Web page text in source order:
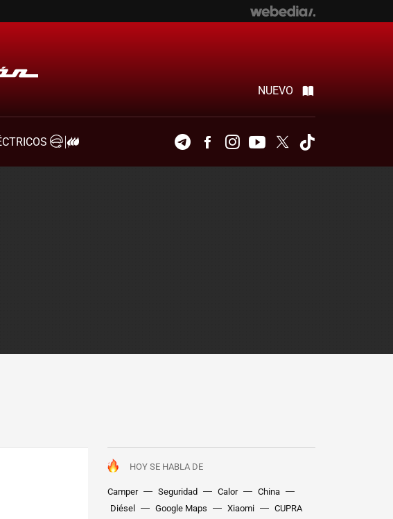
NUEVO
TelegramFacebookInstagramYoutubeTwitter
HOY SE HABLA DE
Camper Seguridad Calor
China
Diésel
Google Maps Xiaomi
CUPRA